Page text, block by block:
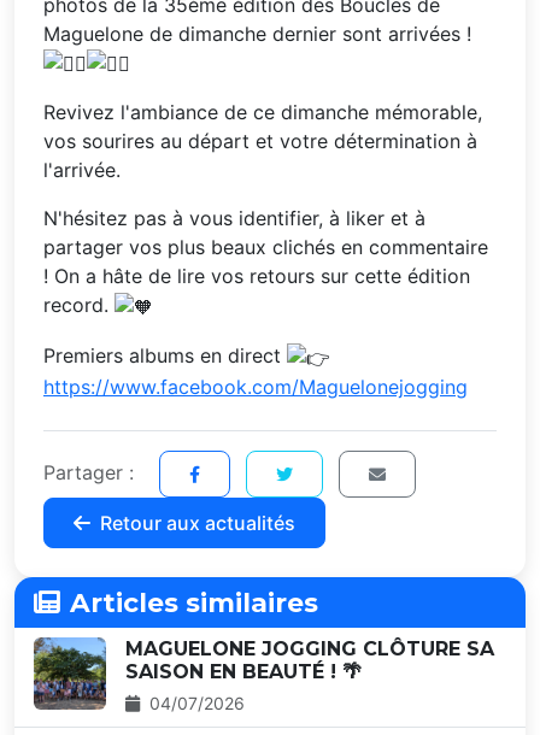
Maguelone de dimanche dernier sont arrivées !
Revivez l'ambiance de ce dimanche mémorable,
vos sourires au départ et votre détermination à
l'arrivée.
N'hésitez pas à vous identifier, à liker et à
partager vos plus beaux clichés en commentaire
! On a hâte de lire vos retours sur cette édition
record.
Premiers albums en direct
https://www.facebook.com/Maguelonejogging
Partager :
Retour aux actualités
Articles similaires
MAGUELONE JOGGING CLÔTURE SA
SAISON EN BEAUTÉ ! 🌴
04/07/2026